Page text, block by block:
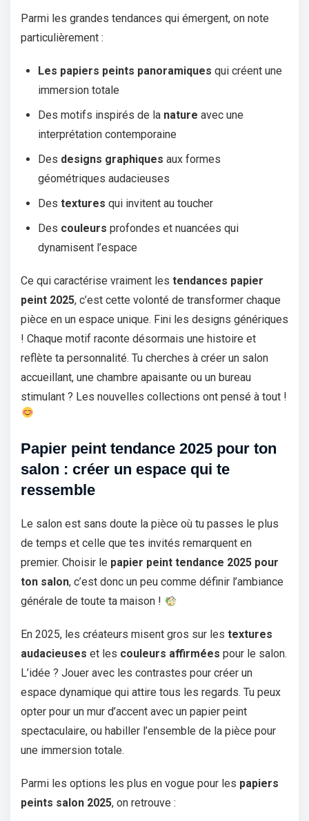
Parmi les grandes tendances qui émergent, on note
particulièrement :
Les papiers peints panoramiques qui créent une
immersion totale
Des motifs inspirés de la nature avec une
interprétation contemporaine
Des designs graphiques aux formes
géométriques audacieuses
Des textures qui invitent au toucher
Des couleurs profondes et nuancées qui
dynamisent l’espace
Ce qui caractérise vraiment les tendances papier
peint 2025, c’est cette volonté de transformer chaque
pièce en un espace unique. Fini les designs génériques
! Chaque motif raconte désormais une histoire et
reflète ta personnalité. Tu cherches à créer un salon
accueillant, une chambre apaisante ou un bureau
stimulant ? Les nouvelles collections ont pensé à tout !
Papier peint tendance 2025 pour ton
salon : créer un espace qui te
ressemble
Le salon est sans doute la pièce où tu passes le plus
de temps et celle que tes invités remarquent en
premier. Choisir le papier peint tendance 2025 pour
ton salon, c’est donc un peu comme définir l’ambiance
générale de toute ta maison !
En 2025, les créateurs misent gros sur les textures
audacieuses et les couleurs affirmées pour le salon.
L’idée ? Jouer avec les contrastes pour créer un
espace dynamique qui attire tous les regards. Tu peux
opter pour un mur d’accent avec un papier peint
spectaculaire, ou habiller l’ensemble de la pièce pour
une immersion totale.
Parmi les options les plus en vogue pour les papiers
peints salon 2025, on retrouve :